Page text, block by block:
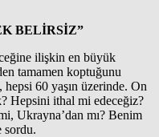
BELİRSİZ”
ilişkin en büyük
tamamen koptuğunu
60 yaşın üzerinde. On
Hepsini ithal mi edeceğiz?
Ukrayna’dan mı? Benim
sordu.